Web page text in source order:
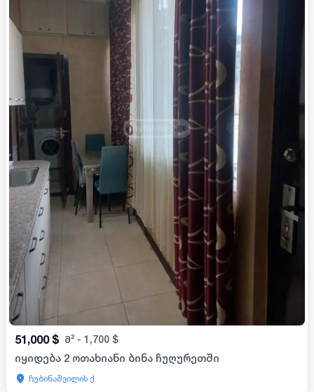
51,000 $ მ² - 1,700 $
იყიდება 2 ოთახიანი ბინა ჩუღურეთში
ჩუბინაშვილის ქ.